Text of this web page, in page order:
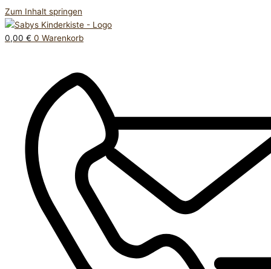
Zum Inhalt springen
0,00 € 0 Warenkorb